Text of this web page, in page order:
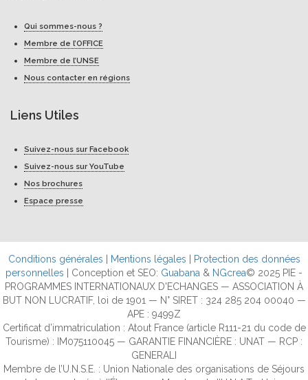
Qui sommes-nous ?
Membre de l’OFFICE
Membre de l’UNSE
Nous contacter en régions
Liens Utiles
Suivez-nous sur Facebook
Suivez-nous sur YouTube
Nos brochures
Espace presse
Conditions générales Mentions légales
Protection des données
personnelles | Conception et SEO: Guabana & NGcrea© 2025 PIE -
PROGRAMMES INTERNATIONAUX D'ECHANGES — ASSOCIATION À
BUT NON LUCRATIF, loi de 1901 — N° SIRET : 324 285 204 00040 —
APE : 9499Z
Certificat d’immatriculation : Atout France (article R111-21 du code de
Tourisme) : IM075110045 — GARANTIE FINANCIÈRE : UNAT — RCP :
GENERALI
Membre de l’U.N.S.E. : Union Nationale des organisations de Séjours